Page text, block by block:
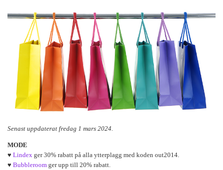
Senast uppdaterat fredag 1 mars 2024.
MODE
♥ Lindex ger 30% rabatt på alla ytterplagg med koden out2014.
♥ Bubbleroom ger upp till 20% rabatt.